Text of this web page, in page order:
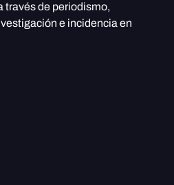
través de periodismo,
e incidencia en